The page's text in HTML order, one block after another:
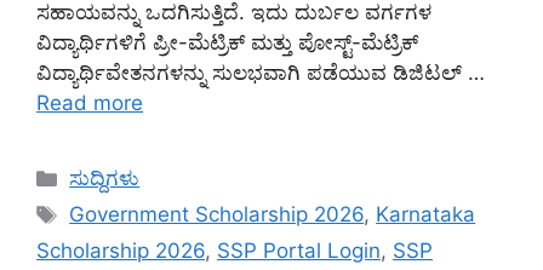
ಸಹಾಯವನ್ನು ಒದಗಿಸುತ್ತಿದೆ. ಇದು ದುರ್ಬಲ ವರ್ಗಗಳ
ವಿದ್ಯಾರ್ಥಿಗಳಿಗೆ ಪ್ರೀ-ಮೆಟ್ರಿಕ್ ಮತ್ತು ಪೋಸ್ಟ್-ಮೆಟ್ರಿಕ್
ವಿದ್ಯಾರ್ಥಿವೇತನಗಳನ್ನು ಸುಲಭವಾಗಿ ಪಡೆಯುವ ಡಿಜಿಟಲ್ …
Read more
Categories
ಸುದ್ದಿಗಳು
Tags
Government Scholarship 2026, Karnataka
Scholarship 2026, SSP Portal Login, SSP